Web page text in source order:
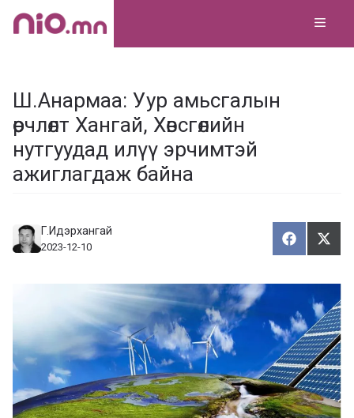
Skip
Ш.Анармаа: Уур амьсгалын
өөрчлөлт Хангай, Хөвсгөлийн
нутгуудад илүү эрчимтэй
ажиглагдаж байна
Г.Идэрхангай
2023-12-10
Х
у
а
л
ц
а
х
Т
ү
э
х